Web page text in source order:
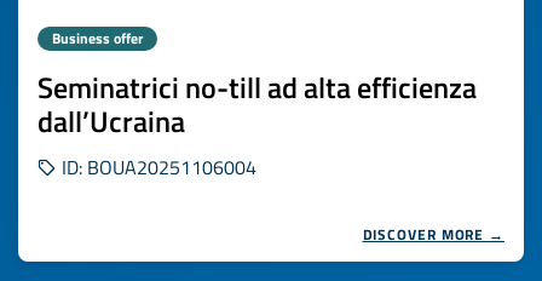
Business offer
Seminatrici no-till ad alta efficienza
dall’Ucraina
ID: BOUA20251106004
DISCOVER MORE →